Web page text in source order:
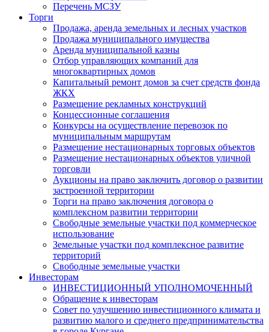
Перечень МСЗУ
Торги
Продажа, аренда земельных и лесных участков
Продажа муниципального имущества
Аренда муниципальной казны
Отбор управляющих компаний для
многоквартирных домов
Капитальный ремонт домов за счет средств фонда
ЖКХ
Размещение рекламных конструкций
Концессионные соглашения
Конкурсы на осуществление перевозок по
муниципальным маршрутам
Размещение нестационарных торговых объектов
Размещение нестационарных объектов уличной
торговли
Аукционы на право заключить договор о развитии
застроенной территории
Торги на право заключения договора о
комплексном развитии территории
Свободные земельные участки под коммерческое
использование
Земельные участки под комплексное развитие
территорий
Свободные земельные участки
Инвесторам
ИНВЕСТИЦИОННЫЙ УПОЛНОМОЧЕННЫЙ
Обращение к инвесторам
Совет по улучшению инвестиционного климата и
развитию малого и среднего предпринимательства